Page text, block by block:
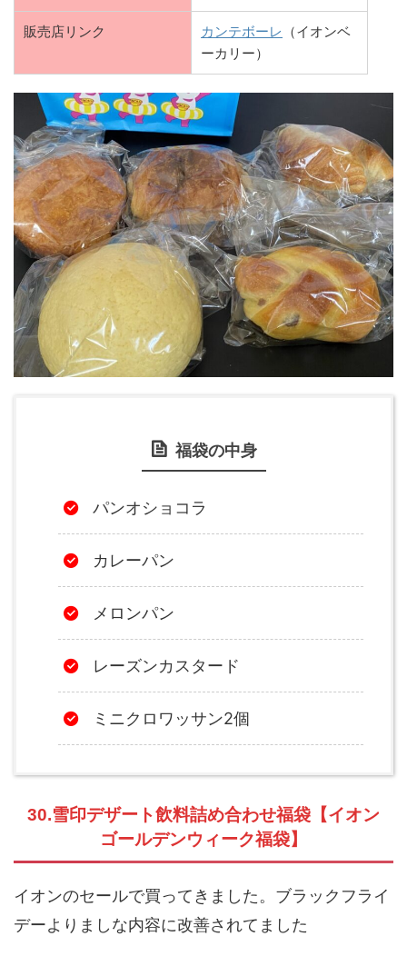
販売店リンク カンテボーレ （イオンベ
ーカリー）
福袋の中身
パンオショコラ
カレーパン
メロンパン
レーズンカスタード
ミニクロワッサン2個
30.雪印デザート飲料詰め合わせ福袋【イオン
ゴールデンウィーク福袋】
イオンのセールで買ってきました。ブラックフライ
デーよりましな内容に改善されてました